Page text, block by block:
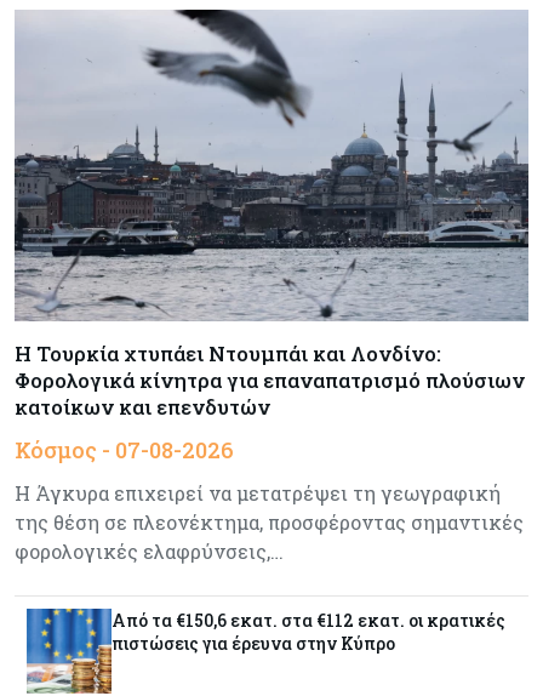
Τραμπ: Νέοι δασμοί 15% στο πολυπυρίτιο για
ημιαγωγούς και φωτοβολταϊκά με στόχο την
ενίσχυση της βιομηχανίας
Κύπρος 07-08-2026
Τσολάκη: Προτεραιότητα η βελτίωση της
καθημερινότητας μέσω οδικών έργων και
συγκοινωνιών
Ενέργεια 07-08-2026
Δαμιανός για GSI: Θετική εξέλιξη η είσοδος της
Crypto
Γιατί το Bitcoin διχάζει αναλυτές και αγορά
Ελλάδα 07-08-2026
Καλπάζουν τα Airbnb στην Ελλάδα - Σχεδόν
sold out τα νησιά
Η Τουρκία χτυπάει Ντουμπάι και Λονδίνο:
Φορολογικά κίνητρα για επαναπατρισμό πλούσιων
κατοίκων και επενδυτών
Κόσμος - 07-08-2026
Η Άγκυρα επιχειρεί να μετατρέψει τη γεωγραφική
της θέση σε πλεονέκτημα, προσφέροντας σημαντικές
φορολογικές ελαφρύνσεις,…
Από τα €150,6 εκατ. στα €112 εκατ. οι κρατικές
πιστώσεις για έρευνα στην Κύπρο